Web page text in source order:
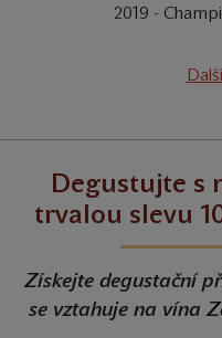
2019 -
Degustujte s
trvalou slevu
Získejte degustační
se vztahuje na vína